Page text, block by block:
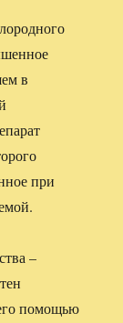
в
при
–
помощью